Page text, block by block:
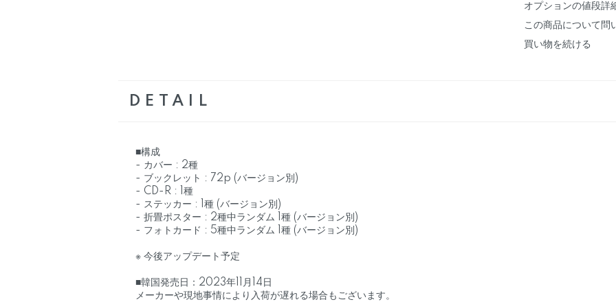
オプションの値段詳
この商品について問
買い物を続ける
DETAIL
■構成
- カバー : 2種
- ブックレット : 72p (バージョン別)
- CD-R : 1種
- ステッカー : 1種 (バージョン別)
- 折畳ポスター : 2種中ランダム 1種 (バージョン別)
- フォトカード : 5種中ランダム 1種 (バージョン別)
※ 今後アップデート予定
■韓国発売日：2023年11月14日
メーカーや現地事情により入荷が遅れる場合もございます。